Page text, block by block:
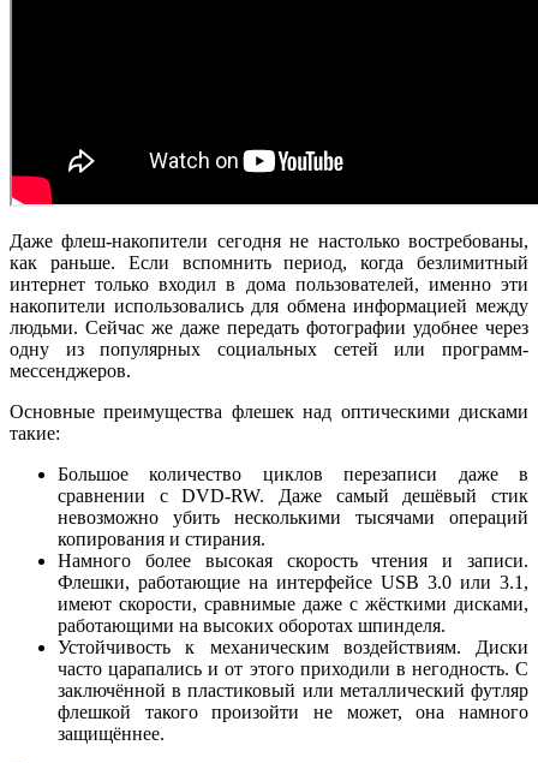
Даже флеш-накопители сегодня не настолько востребованы,
как раньше. Если вспомнить период, когда безлимитный
интернет только входил в дома пользователей, именно эти
накопители использовались для обмена информацией между
людьми. Сейчас же даже передать фотографии удобнее через
одну из популярных социальных сетей или программ-
мессенджеров.
Основные преимущества флешек над оптическими дисками
такие:
Большое количество циклов перезаписи даже в
сравнении с DVD-RW. Даже самый дешёвый стик
невозможно убить несколькими тысячами операций
копирования и стирания.
Намного более высокая скорость чтения и записи.
Флешки, работающие на интерфейсе USB 3.0 или 3.1,
имеют скорости, сравнимые даже с жёсткими дисками,
работающими на высоких оборотах шпинделя.
Устойчивость к механическим воздействиям. Диски
часто царапались и от этого приходили в негодность. С
заключённой в пластиковый или металлический футляр
флешкой такого произойти не может, она намного
защищённее.